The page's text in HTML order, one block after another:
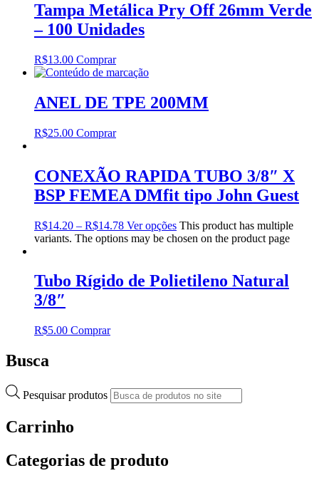
Tampa Metálica Pry Off 26mm Verde
– 100 Unidades
R$13.00 Comprar
ANEL DE TPE 200MM
R$25.00 Comprar
CONEXÃO RAPIDA TUBO 3/8″ X
BSP FEMEA DMfit tipo John Guest
R$14.20 – R$14.78 Ver opções This product has multiple
variants. The options may be chosen on the product page
Tubo Rígido de Polietileno Natural
3/8″
R$5.00 Comprar
Busca
Pesquisar produtos
Carrinho
Categorias de produto